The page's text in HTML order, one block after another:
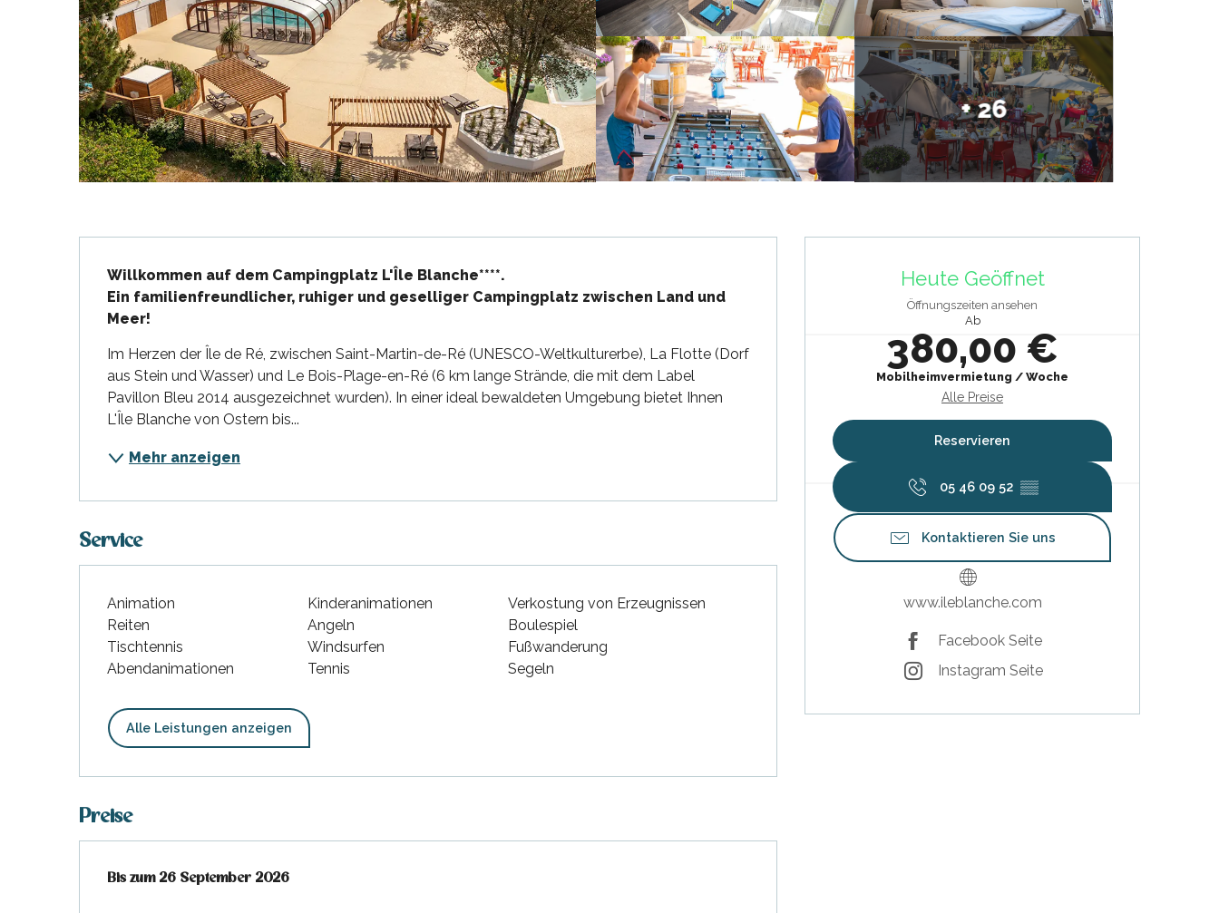
Marie-de-Ré
+ 26
Heute Geöffnet
Öffnungszeiten ansehen
Ab
380,00 €
Mobilheimvermietung / Woche
Alle Preise
Reservieren
05 46 09 52 ▒▒
Kontaktieren Sie uns
www.ileblanche.com
Facebook Seite
Instagram Seite
Willkommen auf dem Campingplatz L'Île Blanche****.
Ein familienfreundlicher, ruhiger und geselliger Campingplatz zwischen Land und
Meer!
Im Herzen der Île de Ré, zwischen Saint-Martin-de-Ré (UNESCO-Weltkulturerbe), La Flotte (Dorf
aus Stein und Wasser) und Le Bois-Plage-en-Ré (6 km lange Strände, die mit dem Label
Pavillon Bleu 2014 ausgezeichnet wurden). In einer ideal bewaldeten Umgebung bietet Ihnen
L'Île Blanche von Ostern bis...
Mehr anzeigen
Service
Animation Kinderanimationen
Verkostung von Erzeugnissen
Reiten
Angeln
Boulespiel
Tischtennis
Windsurfen
Fußwanderung
Abendanimationen
Tennis Segeln
Alle Leistungen anzeigen
Preise
ab4 April 2026bis zum26 September 2026
Bis zum26 September 2026